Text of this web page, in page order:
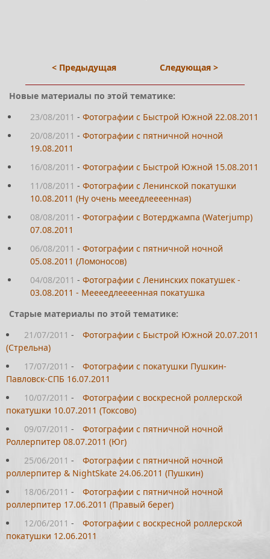
< Предыдущая Следующая >
Новые материалы по этой тематике:
23/08/2011 - Фотографии с Быстрой Южной 22.08.2011
20/08/2011 - Фотографии с пятничной ночной
19.08.2011
16/08/2011 - Фотографии с Быстрой Южной 15.08.2011
11/08/2011 - Фотографии с Ленинской покатушки
10.08.2011 (Ну очень мееедлеееенная)
08/08/2011 - Фотографии с Вотерджампа (Waterjump)
07.08.2011
06/08/2011 - Фотографии с пятничной ночной
05.08.2011 (Ломоносов)
04/08/2011 - Фотографии с Ленинских покатушек -
03.08.2011 - Меееедлеееенная покатушка
Старые материалы по этой тематике:
21/07/2011 -
Фотографии с Быстрой Южной 20.07.2011
(Стрельна)
17/07/2011 -
Фотографии с покатушки Пушкин-
Павловск-СПБ 16.07.2011
10/07/2011 -
Фотографии с воскресной роллерской
покатушки 10.07.2011 (Токсово)
09/07/2011 -
Фотографии с пятничной ночной
Роллерпитер 08.07.2011 (Юг)
25/06/2011 -
Фотографии с пятничной ночной
роллерпитер & NightSkate 24.06.2011 (Пушкин)
18/06/2011 -
Фотографии с пятничной ночной
роллерпитер 17.06.2011 (Правый берег)
12/06/2011 -
Фотографии с воскресной роллерской
покатушки 12.06.2011